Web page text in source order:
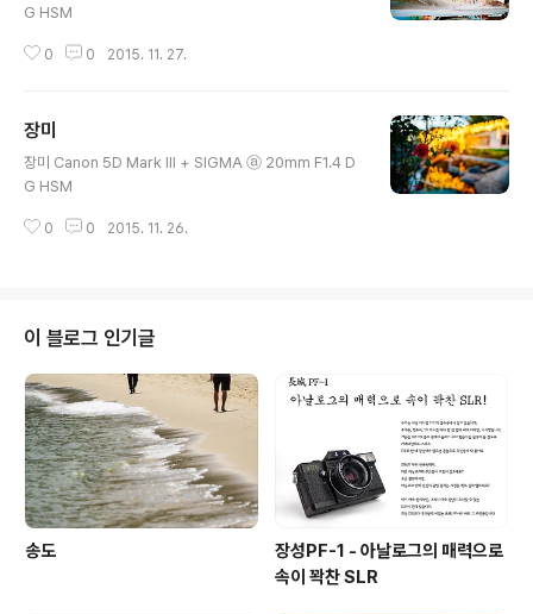
G HSM
0 0 2015. 11. 27.
장미
장미 Canon 5D Mark III + SIGMA ⓐ 20mm F1.4 D
G HSM
0 0 2015. 11. 26.
이 블로그 인기글
송도
장성PF-1 - 아날로그의 매력으로
속이 꽉찬 SLR